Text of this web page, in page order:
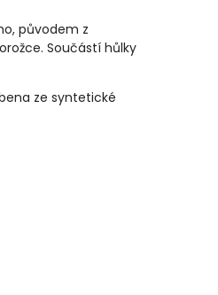
původem z
Součástí hůlky
ze syntetické